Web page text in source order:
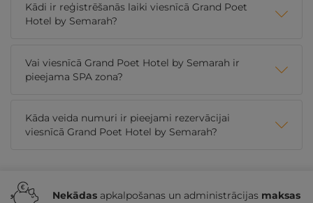
Kādi ir reģistrēšanās laiki viesnīcā Grand Poet
Hotel by Semarah?
Vai viesnīcā Grand Poet Hotel by Semarah ir
pieejama SPA zona?
Kāda veida numuri ir pieejami rezervācijai
viesnīcā Grand Poet Hotel by Semarah?
Nekādas apkalpošanas un administrācijas maksas